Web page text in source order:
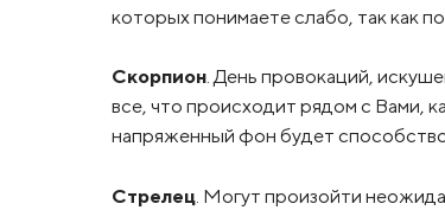
которых понимаете слабо, так как
Скорпион. День провокаций,
все, что происходит рядом с Вами,
напряженный фон будет
Стрелец. Могут произойти